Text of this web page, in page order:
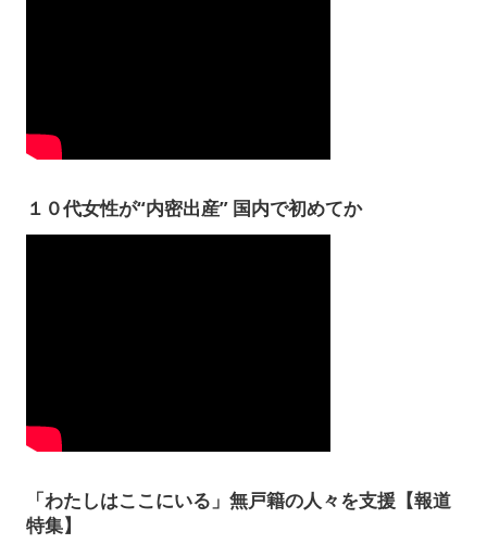
１０代女性が“内密出産” 国内で初めてか
「わたしはここにいる」無戸籍の人々を支援【報道
特集】